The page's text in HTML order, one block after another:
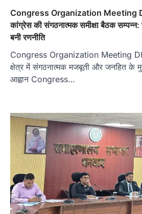
Congress Organization Meeting
कांग्रेस की संगठनात्मक समीक्षा बैठक
बनी रणनीति
Congress Organization Meeting
क्षेत्र में संगठनात्मक मजबूती और जनहित के
आह्वान Congress…